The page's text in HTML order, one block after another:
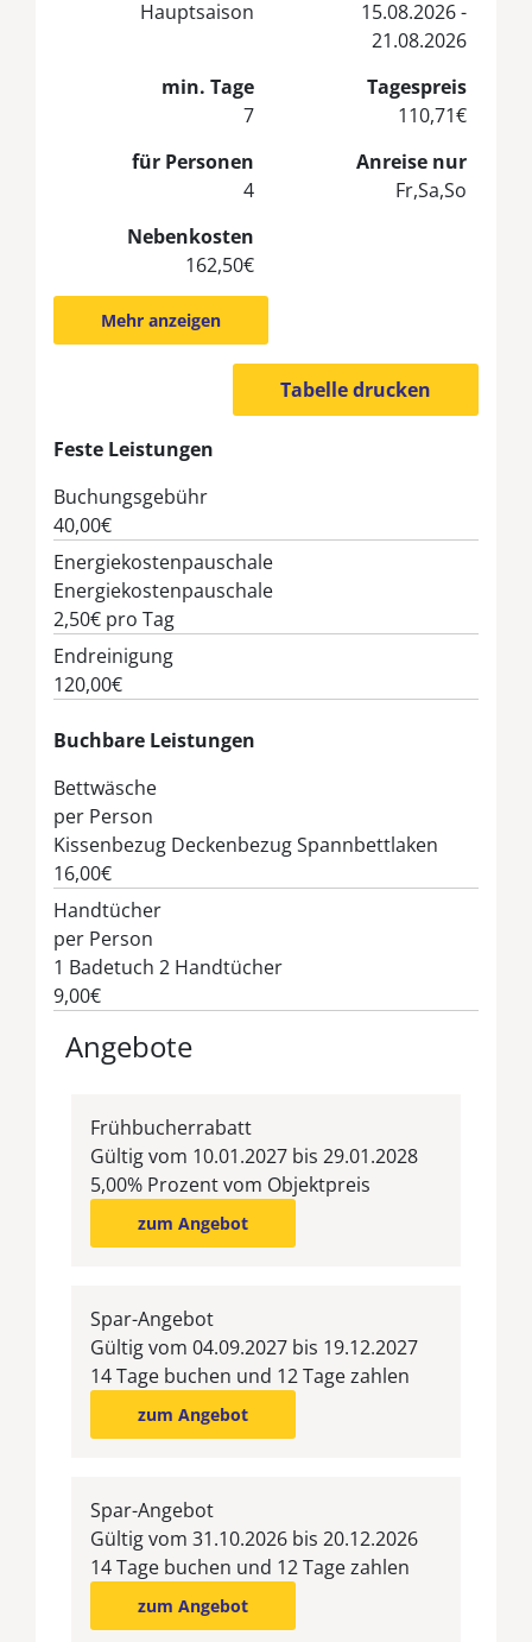
Hauptsaison
15.08.2026 -
21.08.2026
min. Tage
7
Tagespreis
110,71€
für Personen
4
Anreise nur
Fr,Sa,So
Nebenkosten
162,50€
Mehr anzeigen
Tabelle drucken
Feste Leistungen
Buchungsgebühr
40,00€
Energiekostenpauschale
Energiekostenpauschale
2,50€ pro Tag
Endreinigung
120,00€
Buchbare Leistungen
Bettwäsche
per Person
Kissenbezug Deckenbezug Spannbettlaken
16,00€
Handtücher
per Person
1 Badetuch 2 Handtücher
9,00€
Angebote
Frühbucherrabatt
Gültig vom 10.01.2027 bis 29.01.2028
5,00% Prozent vom Objektpreis
zum Angebot
Spar-Angebot
Gültig vom 04.09.2027 bis 19.12.2027
14 Tage buchen und 12 Tage zahlen
zum Angebot
Spar-Angebot
Gültig vom 31.10.2026 bis 20.12.2026
14 Tage buchen und 12 Tage zahlen
zum Angebot